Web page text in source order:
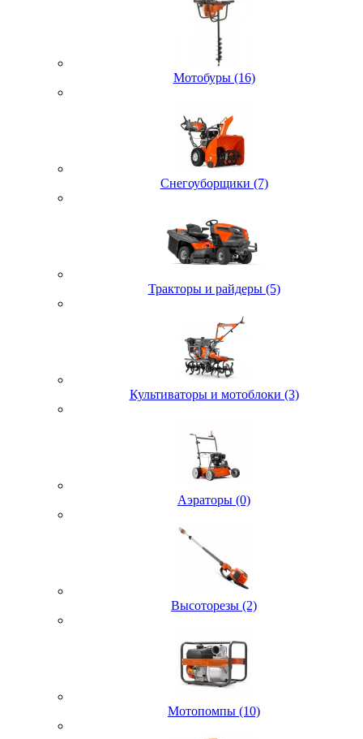
Мотобуры (16)
Снегоуборщики (7)
Тракторы и райдеры (5)
Культиваторы и мотоблоки (3)
Аэраторы (0)
Высоторезы (2)
Мотопомпы (10)